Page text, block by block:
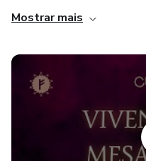
Mesa Posta com
Você vai aprender:
✨ Costura específica
impecável e técnica
✨ Etiqueta avançada e
Mostrar mais